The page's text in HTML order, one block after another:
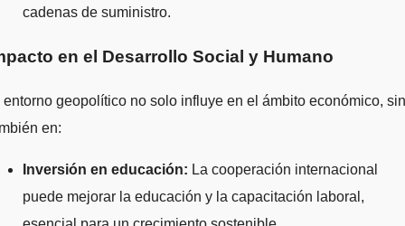
cadenas de suministro.
en el Desarrollo Social y Humano
entorno geopolítico no solo influye en el ámbito económico,
en:
Inversión en educación: La cooperación internacional
puede mejorar la educación y la capacitación laboral,